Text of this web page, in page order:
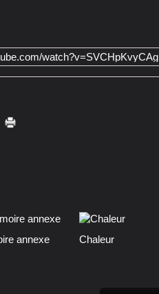
watch?v=SVCHpKvyCAg
annexe Chaleur